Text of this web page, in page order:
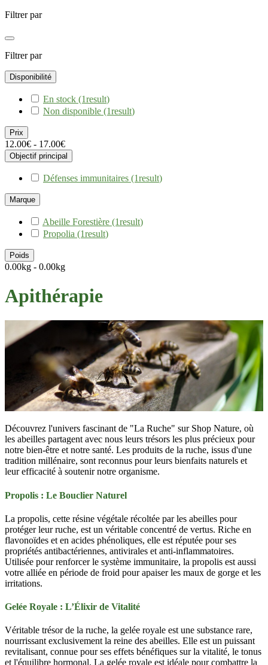
Filtrer par
Filtrer par
Disponibilité
En stock (1result)
Non disponible (1result)
Prix
12.00€ - 17.00€
Objectif principal
Défenses immunitaires (1result)
Marque
Abeille Forestière (1result)
Propolia (1result)
Poids
0.00kg - 0.00kg
Apithérapie
Découvrez l'univers fascinant de "La Ruche" sur Shop Nature, où
les abeilles partagent avec nous leurs trésors les plus précieux pour
notre bien-être et notre santé. Les produits de la ruche, issus d'une
tradition millénaire, sont reconnus pour leurs bienfaits naturels et
leur efficacité à soutenir notre organisme.
Propolis : Le Bouclier Naturel
La propolis, cette résine végétale récoltée par les abeilles pour
protéger leur ruche, est un véritable concentré de vertus. Riche en
flavonoïdes et en acides phénoliques, elle est réputée pour ses
propriétés antibactériennes, antivirales et anti-inflammatoires.
Utilisée pour renforcer le système immunitaire, la propolis est aussi
votre alliée en période de froid pour apaiser les maux de gorge et les
irritations.
Gelée Royale : L’Élixir de Vitalité
Véritable trésor de la ruche, la gelée royale est une substance rare,
nourrissant exclusivement la reine des abeilles. Elle est un puissant
revitalisant, connue pour ses effets bénéfiques sur la vitalité, le tonus
et l'équilibre hormonal. La gelée royale est idéale pour combattre la